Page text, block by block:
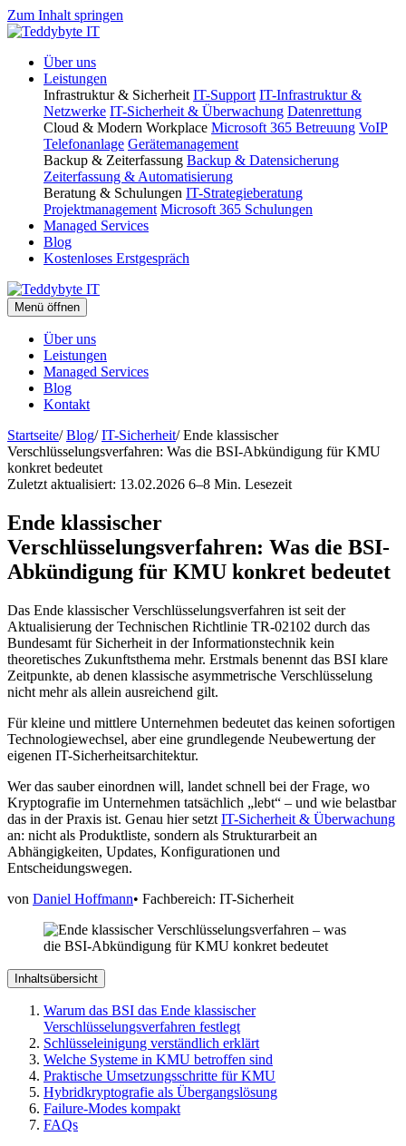
Zum Inhalt springen
Über uns
Leistungen
Infrastruktur & Sicherheit IT-Support IT-Infrastruktur &
Netzwerke IT-Sicherheit & Überwachung Datenrettung
Cloud & Modern Workplace Microsoft 365 Betreuung VoIP
Telefonanlage Gerätemanagement
Backup & Zeiterfassung Backup & Datensicherung
Zeiterfassung & Automatisierung
Beratung & Schulungen IT-Strategieberatung
Projektmanagement Microsoft 365 Schulungen
Managed Services
Blog
Kostenloses Erstgespräch
Menü öffnen
Über uns
Leistungen
Managed Services
Blog
Kontakt
Startseite/ Blog/ IT-Sicherheit/ Ende klassischer
Verschlüsselungsverfahren: Was die BSI-Abkündigung für KMU
konkret bedeutet
Zuletzt aktualisiert: 13.02.2026 6–8 Min. Lesezeit
Ende klassischer
Verschlüsselungsverfahren: Was die BSI-
Abkündigung für KMU konkret bedeutet
Das Ende klassischer Verschlüsselungsverfahren ist seit der
Aktualisierung der Technischen Richtlinie TR-02102 durch das
Bundesamt für Sicherheit in der Informationstechnik kein
theoretisches Zukunftsthema mehr. Erstmals benennt das BSI klare
Zeitpunkte, ab denen klassische asymmetrische Verschlüsselung
nicht mehr als allein ausreichend gilt.
Für kleine und mittlere Unternehmen bedeutet das keinen sofortigen
Technologiewechsel, aber eine grundlegende Neubewertung der
eigenen IT-Sicherheitsarchitektur.
Wer das sauber einordnen will, landet schnell bei der Frage, wo
Kryptografie im Unternehmen tatsächlich „lebt“ – und wie belastbar
das in der Praxis ist. Genau hier setzt IT-Sicherheit & Überwachung
an: nicht als Produktliste, sondern als Strukturarbeit an
Abhängigkeiten, Updates, Konfigurationen und
Entscheidungswegen.
von Daniel Hoffmann• Fachbereich: IT-Sicherheit
Inhaltsübersicht
Warum das BSI das Ende klassischer
Verschlüsselungsverfahren festlegt
Schlüsseleinigung verständlich erklärt
Welche Systeme in KMU betroffen sind
Praktische Umsetzungsschritte für KMU
Hybridkryptografie als Übergangslösung
Failure-Modes kompakt
FAQs